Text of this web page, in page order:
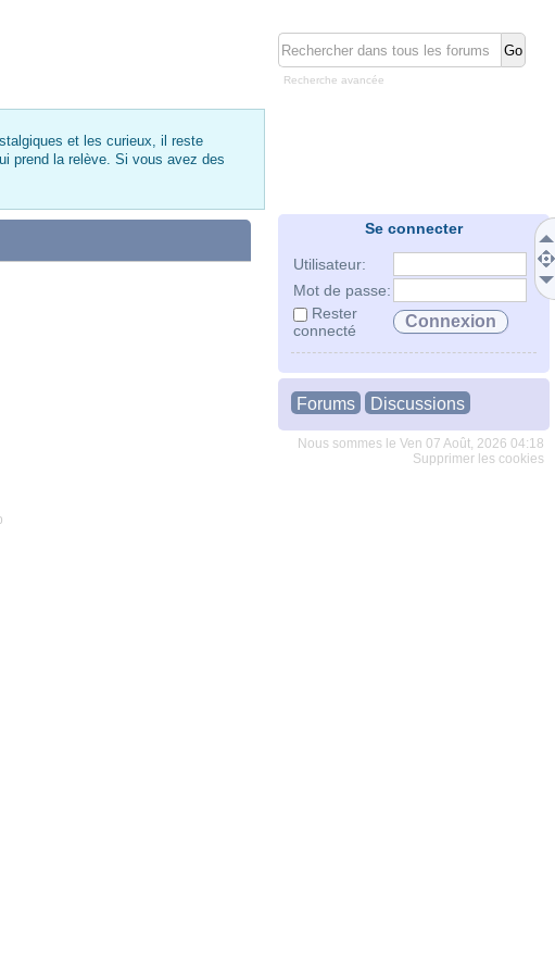
Recherche avancée
et les curieux, il reste
prend la relève. Si vous avez des
Se connecter
Utilisateur:
Mot de passe:
Rester
connecté
Forums Discussions
Nous sommes le Ven 07 Août, 2026 04:18
Supprimer les cookies